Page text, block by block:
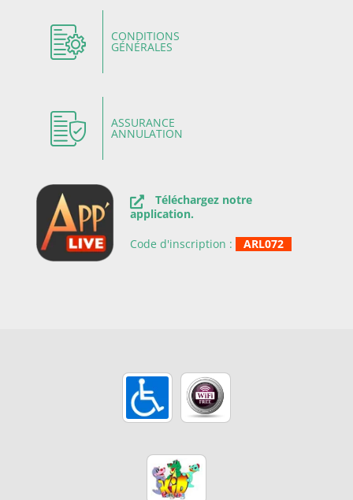
CONDITIONS
GÉNÉRALES
ASSURANCE
ANNULATION
Téléchargez notre
application.
Code d'inscription :
ARL072